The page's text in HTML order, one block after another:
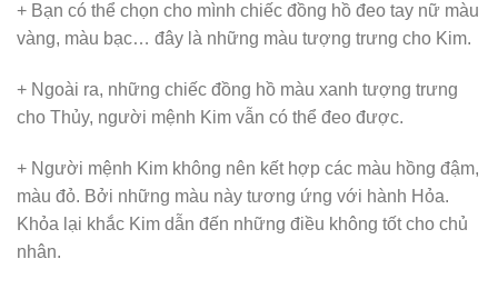
+ Bạn có thể chọn cho mình chiếc đồng hồ đeo tay nữ màu
vàng, màu bạc… đây là những màu tượng trưng cho Kim.
+ Ngoài ra, những chiếc đồng hồ màu xanh tượng trưng
cho Thủy, người mệnh Kim vẫn có thể đeo được.
+ Người mệnh Kim không nên kết hợp các màu hồng đậm,
màu đỏ. Bởi những màu này tương ứng với hành Hỏa.
Khỏa lại khắc Kim dẫn đến những điều không tốt cho chủ
nhân.